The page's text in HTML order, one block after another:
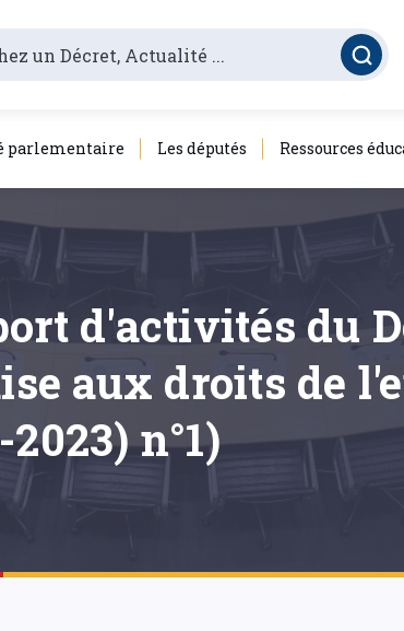
parlementaire Les députés Ressources
d'activités du
aux droits de
n°1)